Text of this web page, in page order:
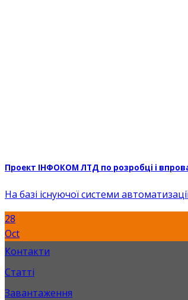
Проект ІНФОКОМ ЛТД по розробці і
На базі існуючої системи
28
Oct
Контакти
Статті
Завантаження